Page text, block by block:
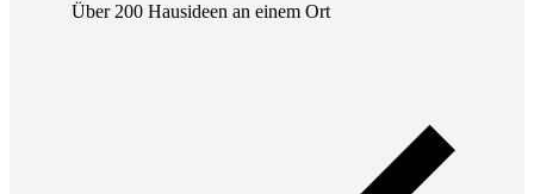
Über 200 Hausideen an einem Ort